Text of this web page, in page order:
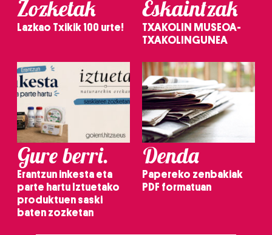
Zozketak
Lazkao Txikik 100 urte!
Eskaintzak
TXAKOLIN MUSEOA-
TXAKOLINGUNEA
Gure berri.
Erantzun inkesta eta
parte hartu Iztuetako
produktuen saski
baten zozketan
Denda
Papereko zenbakiak
PDF formatuan